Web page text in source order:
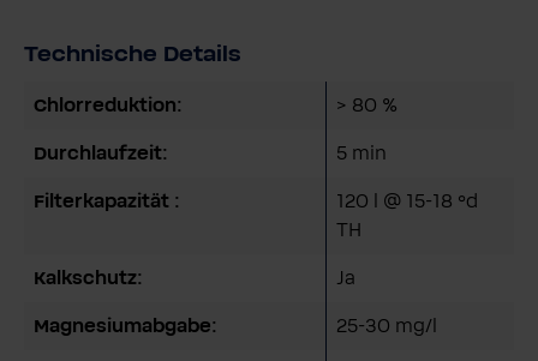
Technische Details
Chlorreduktion: > 80 %
Durchlaufzeit: 5 min
Filterkapazität :
120 l @ 15-18 °d
TH
Kalkschutz: Ja
Magnesiumabgabe: 25-30 mg/l